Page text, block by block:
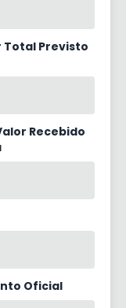
Total Previsto
Recebido
Oficial